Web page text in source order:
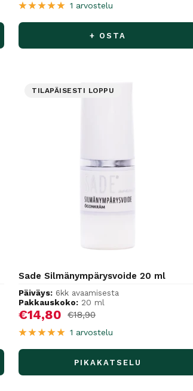
1 arvostelu
+ OSTA
TILAPÄISESTI LOPPU
Sade Silmänympärysvoide 20 ml
Päiväys: 6kk avaamisesta
Pakkauskoko: 20 ml
Alennushinta
€14,80 Normaalihinta
€18,90
1 arvostelu
PIKAKATSELU